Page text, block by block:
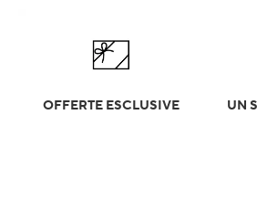
OFFERTE ESCLUSIVE
UN